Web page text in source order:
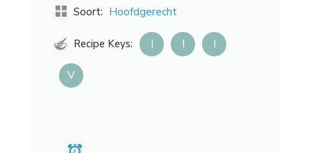
Soort: Hoofdgerecht
Recipe Keys: I I I
V